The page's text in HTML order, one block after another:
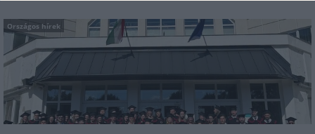
Országos hírek